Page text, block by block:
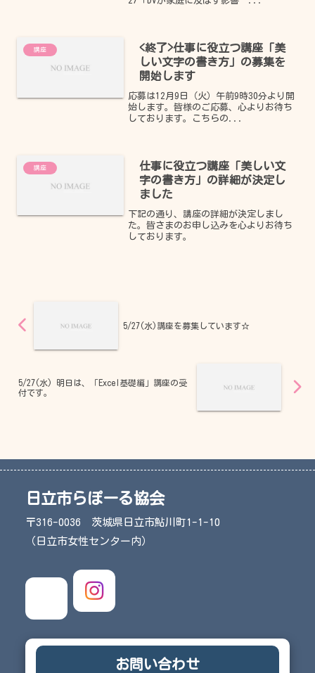
講座
<終了>仕事に役立つ講座「美
しい文字の書き方」の募集を
開始します
応募は12月9日（火）午前9時30分より開
始します。皆様のご応募、心よりお待ち
しております。こちらの...
講座
仕事に役立つ講座「美しい文
字の書き方」の詳細が決定し
ました
下記の通り、講座の詳細が決定しまし
た。皆さまのお申し込みを心よりお待ち
しております。
5/27(水)講座を募集しています☆
5/27(水) 明日は、「Excel基礎編」講座の受
付です。
日立市らぽーる協会
〒316-0036 茨城県日立市鮎川町1-1-10
（日立市女性センター内）
お問い合わせ